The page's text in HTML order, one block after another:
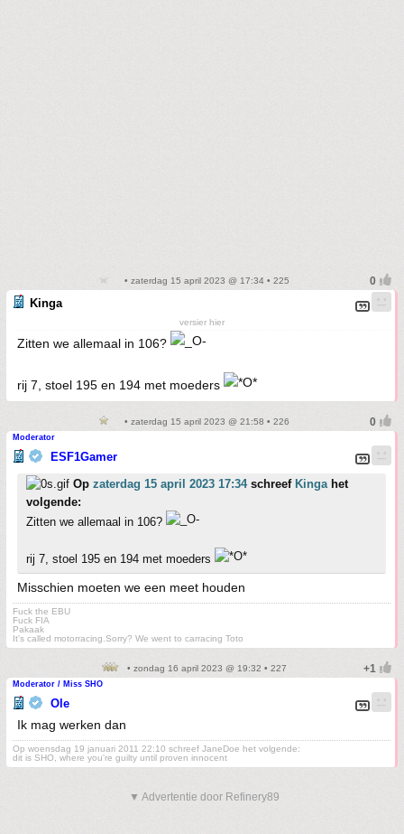
• zaterdag 15 april 2023 @ 17:34 • 225
Kinga
versier hier
Zitten we allemaal in 106?
rij 7, stoel 195 en 194 met moeders
• zaterdag 15 april 2023 @ 21:58 • 226
Moderator
ESF1Gamer
Op zaterdag 15 april 2023 17:34schreef Kingahet
volgende:
Zitten we allemaal in 106?
rij 7, stoel 195 en 194 met moeders
Misschien moeten we een meet houden
Fuck the EBU
Fuck FIA
Pakaak
It's called motorracing.Sorry? We went to carracing Toto
• zondag 16 april 2023 @ 19:32 • 227
Moderator / Miss SHO
Ole
Ik mag werken dan
Op woensdag 19 januari 2011 22:10 schreef JaneDoe het volgende:
dit is SHO, where you're guilty until proven innocent
▼ Advertentie door Refinery89